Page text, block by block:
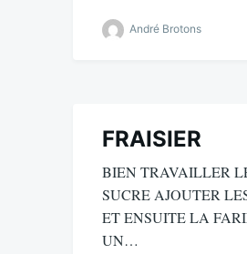
André Brotons
FRAISIER
BIEN TRAVAILLER
SUCRE AJOUTER
ET ENSUITE LA
UN…